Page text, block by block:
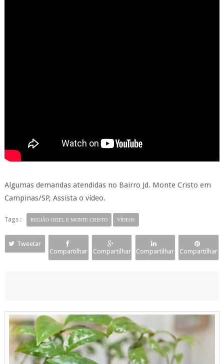
Algumas demandas atendidas no Bairro Jd. Monte Cristo em
Campinas/SP, Assista o vídeo.
Tags : REGIÃO OZIEL E MONTE CRISTO VÍDEOS
Tweetar
Compartilhar
Compartilhar Compartilhar Compartilhar